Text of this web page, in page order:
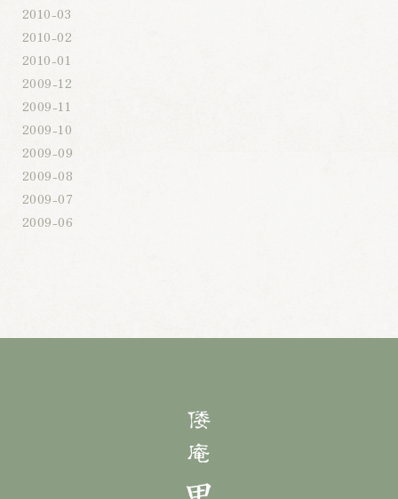
2010-03
2010-02
2010-01
2009-12
2009-11
2009-10
2009-09
2009-08
2009-07
2009-06